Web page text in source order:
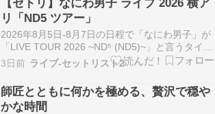
リ「ND5 ツアー」
2026年8月5日-8月7日の日程で「なにわ男子」が
「LIVE TOUR 2026 ~ND⁵ (ND5)~」と言うタイト
ル名のツアー コンサート ライブ 公演を「横浜ア
リーナ 横アリ 神奈川県 横浜市」で開催したらし
いよ。 インターネット上で話題になってたから、
この公演のネタバレ…
3日前 ライブ-セットリスト2
師匠とともに何かを極める、贅沢で穏や
かな時間